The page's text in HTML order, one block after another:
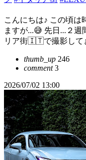
こんにちは♪ この頃は
ますが...😅 先日...２
リア街🇮🇹で撮影して
thumb_up 246
comment3
2026/07/02 13:00